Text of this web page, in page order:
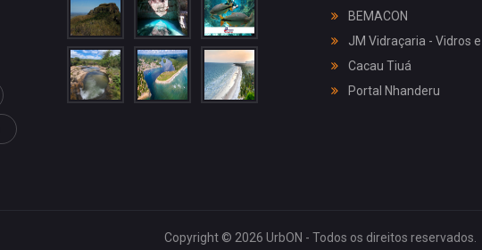
BEMACON
JM Vidraçaria - Vidros
Cacau Tiuá
Portal Nhanderu
Copyright © 2026 UrbON - Todos os direitos reservados.